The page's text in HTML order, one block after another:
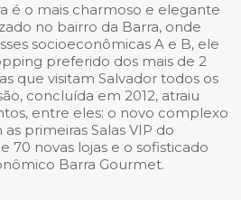
é o mais charmoso e elegante
no bairro da Barra, onde
socioeconômicas A e B, ele
preferido dos mais de 2
que visitam Salvador todos os
concluída em 2012, atraiu
entre eles: o novo complexo
primeiras Salas VIP do
70 novas lojas e o sofisticado
Barra Gourmet.